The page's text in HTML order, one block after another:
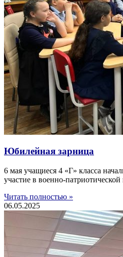
Юбилейная зарница
6 мая учащиеся 4 «Г» класса
участие в военно-патриотической
Читать полностью »
06.05.2025